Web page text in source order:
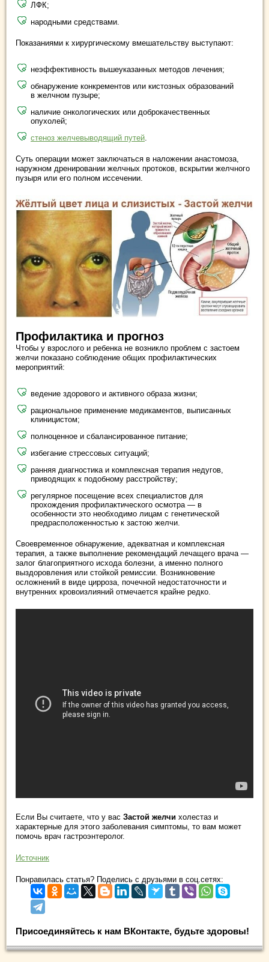
ЛФК;
народными средствами.
Показаниями к хирургическому вмешательству выступают:
неэффективность вышеуказанных методов лечения;
обнаружение конкрементов или кистозных образований
в желчном пузыре;
наличие онкологических или доброкачественных
опухолей;
стеноз желчевыводящий путей.
Суть операции может заключаться в наложении анастомоза,
наружном дренировании желчных протоков, вскрытии желчного
пузыря или его полном иссечении.
Профилактика и прогноз
Чтобы у взрослого и ребенка не возникло проблем с застоем
желчи показано соблюдение общих профилактических
мероприятий:
ведение здорового и активного образа жизни;
рациональное применение медикаментов, выписанных
клиницистом;
полноценное и сбалансированное питание;
избегание стрессовых ситуаций;
ранняя диагностика и комплексная терапия недугов,
приводящих к подобному расстройству;
регулярное посещение всех специалистов для
прохождения профилактического осмотра — в
особенности это необходимо лицам с генетической
предрасположенностью к застою желчи.
Своевременное обнаружение, адекватная и комплексная
терапия, а также выполнение рекомендаций лечащего врача —
залог благоприятного исхода болезни, а именно полного
выздоровления или стойкой ремиссии. Возникновение
осложнений в виде цирроза, почечной недостаточности и
внутренних кровоизлияний отмечается крайне редко.
Если Вы считаете, что у вас Застой желчи холестаз и
характерные для этого заболевания симптомы, то вам может
помочь врач гастроэнтеролог.
Источник
Понравилась статья? Поделись с друзьями в соц.сетях:
Присоединяйтесь к нам ВКонтакте, будьте здоровы!